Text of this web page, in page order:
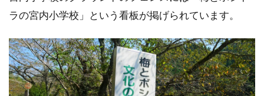
ラの宮内小学校」という看板が掲げられています。